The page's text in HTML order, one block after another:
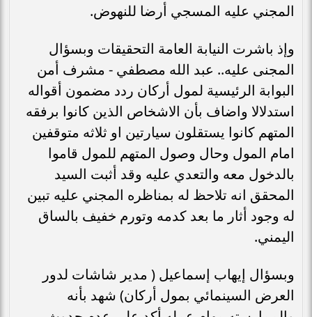
المجني عليه المسجي أرضا للنهوض.
وإذ باشرت النيابة العامة التحقيقات وبسؤال
المجنى عليه.. عبد الله مصطفي - مشرف أمن
البوابة الرئيسية لمول أركان ردد مضمون أقواله
استدلالا واضاف بأن الاشخاص الذين كانوا برفقه
المتهم كانوا يستقلون سيارتين او ثلاثه متوقفين
امام المول وحال وصول المتهم للمول قاموا
بالدخول معه والتعدي عليه وقد أثبت السيد
المحقق انه تلاحظ له بمناظره المجني عليه تبين
له وجود أثار ما بعد كدمه وتورم خفيف بالساق
اليمني.
وبسؤال إيهاب إسماعيل ( مدير شاشات لدور
العرض السينمائي بمول أركان) شهد بأنه